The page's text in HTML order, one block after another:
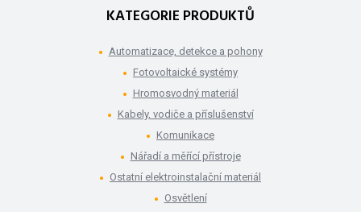
KATEGORIE PRODUKTŮ
Automatizace, detekce a pohony
Fotovoltaické systémy
Hromosvodný materiál
Kabely, vodiče a příslušenství
Komunikace
Nářadí a měřící přístroje
Ostatní elektroinstalační materiál
Osvětlení